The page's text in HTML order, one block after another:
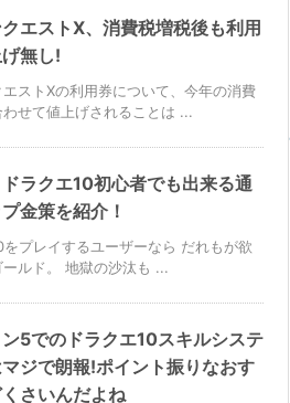
クエストX、消費税増税後も利用
無し!
エストXの利用券について、今年の消費
せて値上げされることは ...
ドラクエ10初心者でも出来る通
金策を紹介！
をプレイするユーザーなら だれもが欲
ールド。 地獄の沙汰も ...
5でのドラクエ10スキルシステ
ジで朗報!ポイント振りなおす
さいんだよね